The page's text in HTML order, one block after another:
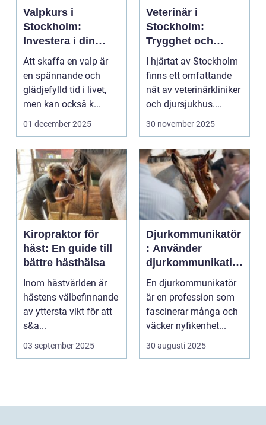
Valpkurs i
Stockholm:
Investera i din
valps framtid
Att skaffa en valp är
en spännande och
glädjefylld tid i livet,
men kan också k...
01 december 2025
Veterinär i
Stockholm:
Trygghet och
kvalitet för din
fyrbenta vän
I hjärtat av Stockholm
finns ett omfattande
nät av veterinärkliniker
och djursjukhus....
30 november 2025
Kiropraktor för
häst: En guide till
bättre hästhälsa
Inom hästvärlden är
hästens välbefinnande
av yttersta vikt för att
s&a...
03 september 2025
Djurkommunikatör
: Använder
djurkommunikatio
n för behandling
av djur
En djurkommunikatör
är en profession som
fascinerar många och
väcker nyfikenhet...
30 augusti 2025